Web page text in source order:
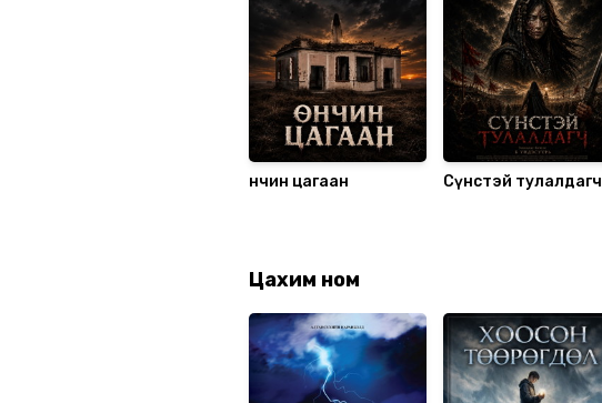
Өнчин цагаан Сүнстэй тулалдагч
Цахим ном